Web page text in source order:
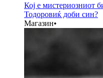
Кој е мистериозниот
Тодоровиќ доби син?
Магазин•